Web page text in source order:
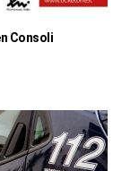
Consoli